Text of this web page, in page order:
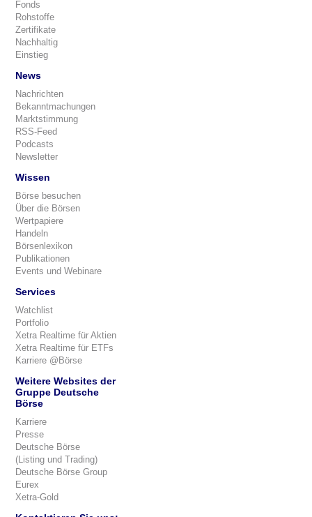
Fonds
Rohstoffe
Zertifikate
Nachhaltig
Einstieg
News
Nachrichten
Bekanntmachungen
Marktstimmung
RSS-Feed
Podcasts
Newsletter
Wissen
Börse besuchen
Über die Börsen
Wertpapiere
Handeln
Börsenlexikon
Publikationen
Events und Webinare
Services
Watchlist
Portfolio
Xetra Realtime für Aktien
Xetra Realtime für ETFs
Karriere @Börse
Weitere Websites der
Gruppe Deutsche
Börse
Karriere
Presse
Deutsche Börse
(Listing und Trading)
Deutsche Börse Group
Eurex
Xetra-Gold